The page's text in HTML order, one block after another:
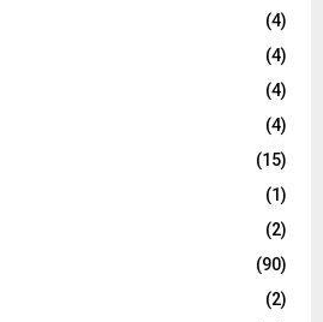
(4)
(4)
(4)
(4)
(15)
(1)
(2)
(90)
(2)